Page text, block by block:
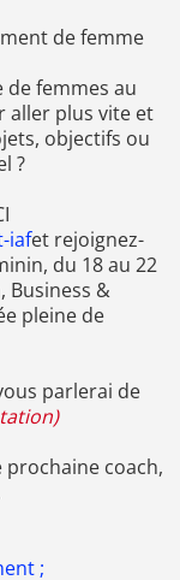
de femme
de femmes au
aller plus vite et
objectifs ou
?
iafet rejoignez-
du 18 au 22
Business &
pleine de
parlerai de
coach,
;